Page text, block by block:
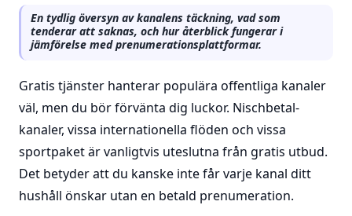
En tydlig översyn av kanalens täckning, vad som
tenderar att saknas, och hur återblick fungerar i
jämförelse med prenumerationsplattformar.
Gratis tjänster hanterar populära offentliga kanaler
väl, men du bör förvänta dig luckor. Nischbetal-
kanaler, vissa internationella flöden och vissa
sportpaket är vanligtvis uteslutna från gratis utbud.
Det betyder att du kanske inte får varje kanal ditt
hushåll önskar utan en betald prenumeration.